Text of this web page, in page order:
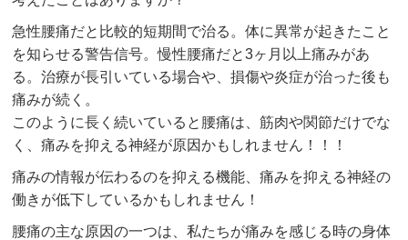
急性腰痛だと比較的短期間で治る。体に異常が起きたこと
を知らせる警告信号。慢性腰痛だと3ヶ月以上痛みがあ
る。治療が長引いている場合や、損傷や炎症が治った後も
痛みが続く。
このように長く続いていると腰痛は、筋肉や関節だけでな
く、痛みを抑える神経が原因かもしれません！！！
痛みの情報が伝わるのを抑える機能、痛みを抑える神経の
働きが低下しているかもしれません！
腰痛の主な原因の一つは、私たちが痛みを感じる時の身体